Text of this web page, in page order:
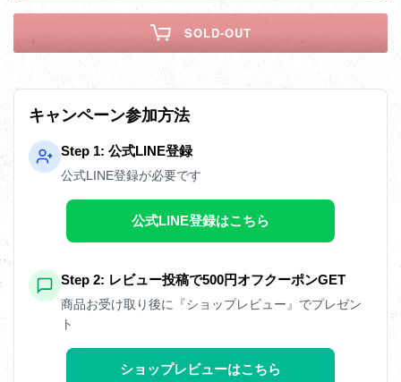
SOLD-OUT
キャンペーン参加方法
Step 1: 公式LINE登録
公式LINE登録が必要です
公式LINE登録はこちら
Step 2: レビュー投稿で500円オフクーポンGET
商品お受け取り後に『ショップレビュー』でプレゼン
ト
ショップレビューはこちら